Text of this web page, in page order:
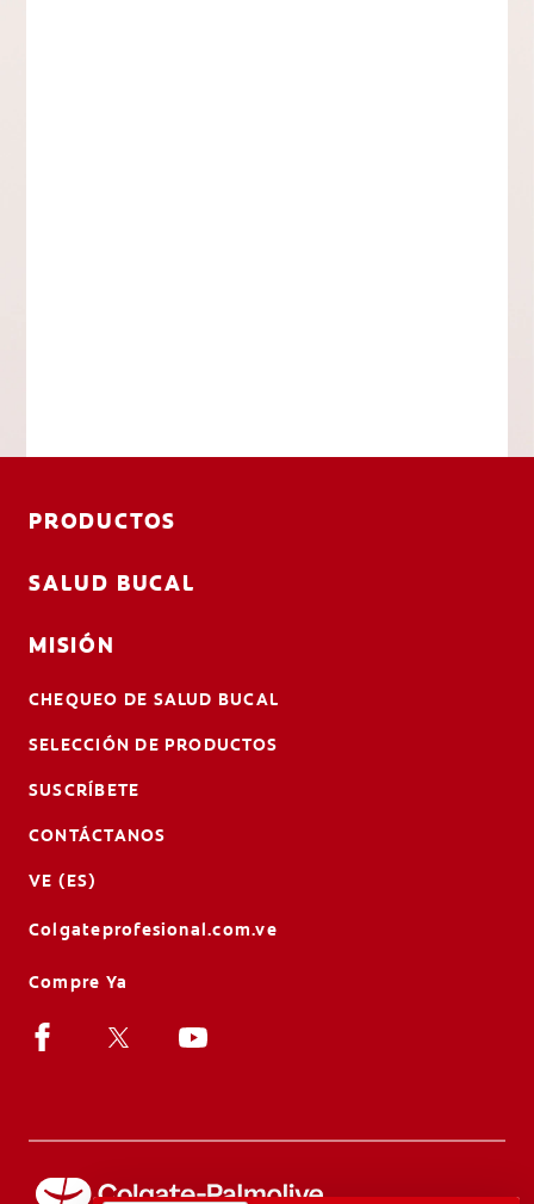
PRODUCTOS
SALUD BUCAL
MISIÓN
CHEQUEO DE SALUD BUCAL
SELECCIÓN DE PRODUCTOS
SUSCRÍBETE
CONTÁCTANOS
VE (ES)
Colgateprofesional.com.ve
Compre Ya